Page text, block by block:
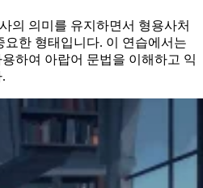
의 의미를 유지하면서 형용사처
요한 형태입니다. 이 연습에서는
하여 아랍어 문법을 이해하고 익